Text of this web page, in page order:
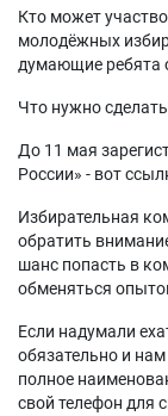
Кто может
молодёжных
думающие ребята
Что нужно
До 11 мая
России» - вот
Избирательная
обратить
шанс попасть в
обменяться
Если надумали
обязательно и нам
полное
свой телефон для